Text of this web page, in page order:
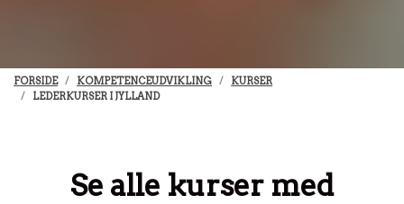
FORSIDE KOMPETENCEUDVIKLING
KURSER
LEDERKURSER I JYLLAND
Se alle kurser med